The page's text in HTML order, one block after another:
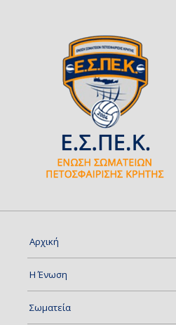
Αρχική
Η Ένωση
Σωματεία